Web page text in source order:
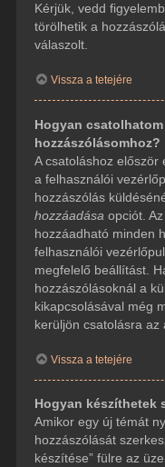
Kérjük, vedd
törölhetik a
válaszolt.
Vissza a tetejére
Hogyan
hozzászólásomhoz?
A csatoláshoz
a felhasználói
hozzászólás
hozzáadása opciót.
hozzáadható minden
felhasználói
megfelelő beállítást.
hozzászólásoknál a
kikapcsolásával még
kerüljön csatolásra az
Vissza a tetejére
Hogyan készíthetek
Amikor egy új témát
hozzászólását
készítése” fülre az